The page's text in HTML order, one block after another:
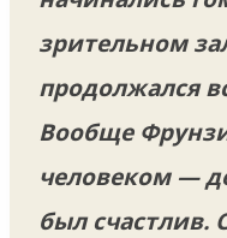
зрительном
продолжался
Вообще
человеком —
был счастлив.